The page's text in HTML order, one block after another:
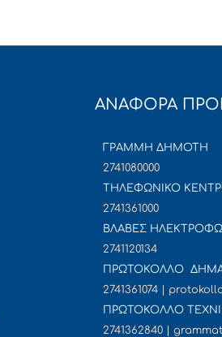
ΑΝΑΦΟΡΑ
ΓΡΑΜΜΗ ΔΗΜΟΤΗ
2741080000
ΤΗΛΕΦΩΝΙΚΟ
2741361000
ΒΛΑΒΕΣ
2741120134
ΠΡΩΤΟΚΟΛΛΟ
2741361074 |
ΠΡΩΤΟΚΟΛΛΟ
2741362840 |